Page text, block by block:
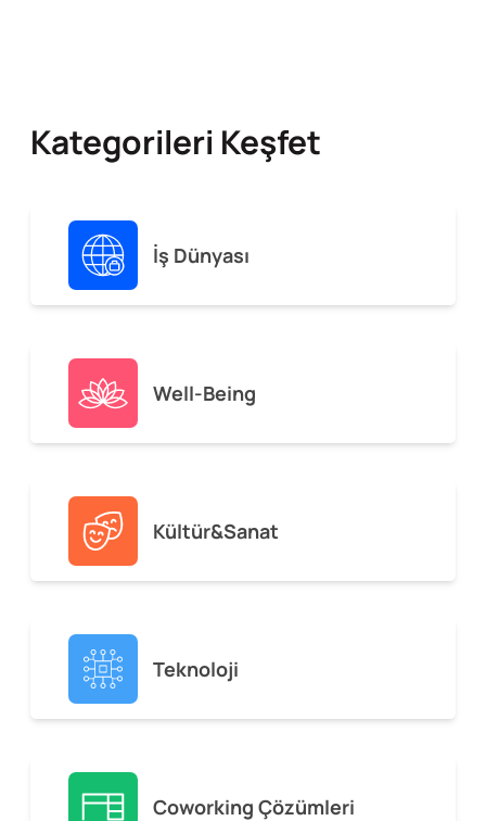
Kategorileri Keşfet
İş Dünyası
Well-Being
Kültür&Sanat
Teknoloji
Coworking Çözümleri